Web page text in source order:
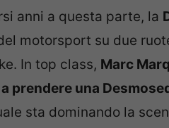
anni a questa parte, la
motorsport su due
In top class, Marc
prendere una
sta dominando la